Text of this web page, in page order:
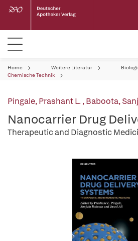
Home Weitere Literatur
Chemische Technik
Pingale, Prashant L.,Baboota,
Nanocarrier Drug
Therapeutic and Diagnostic